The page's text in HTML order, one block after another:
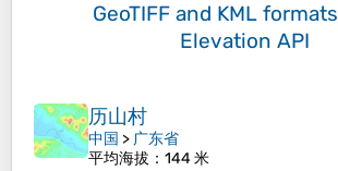
GeoTIFF and KML formats
Elevation API
历山村
中国 > 广东省
平均海拔 ：144 米